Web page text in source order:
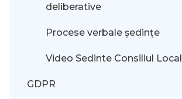
deliberative
Procese verbale ședințe
Video Sedinte Consiliul Local
GDPR